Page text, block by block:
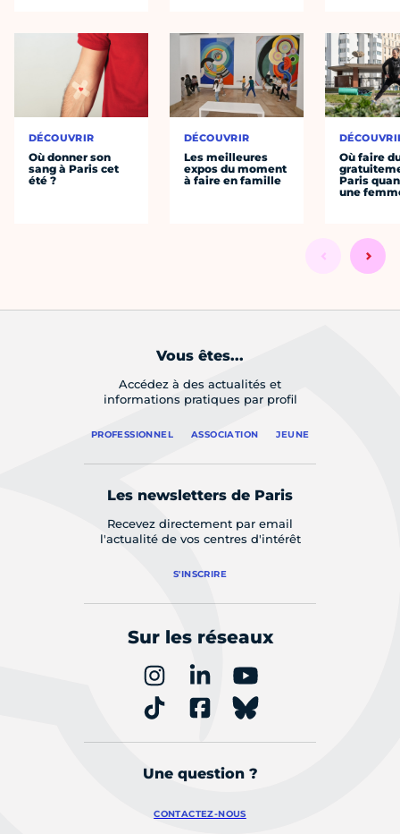
DÉCOUVRIR
Où donner son
sang à Paris cet
été ?
DÉCOUVRIR
Les meilleures
expos du moment
à faire en famille
Où faire
Paris
une
Vous êtes...
Accédez à des actualités et
informations pratiques par profil
PROFESSIONNEL ASSOCIATION JEUNE
Les newsletters de Paris
Recevez directement par email
l'actualité de vos centres d'intérêt
S'INSCRIRE
Sur les réseaux
Une question ?
CONTACTEZ-NOUS